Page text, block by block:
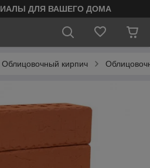
ДЛЯ ВАШЕГО ДОМА
Облицовочный кирпич